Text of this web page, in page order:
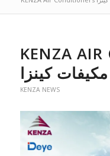
KENZA
مكيفات كينزا
KENZA NEWS